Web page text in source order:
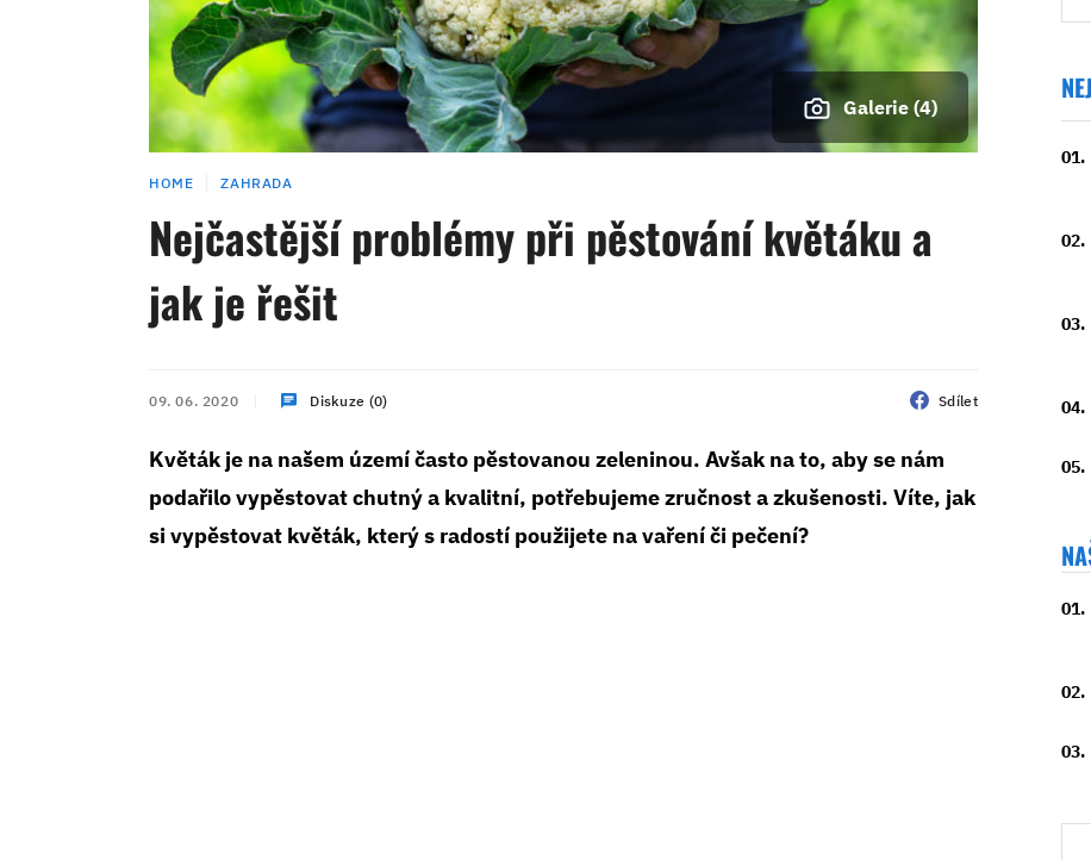
Galerie (4)
HOME ZAHRADA
Nejčastější problémy při pěstování květáku a
jak je řešit
09. 06. 2020 Diskuze (0) Sdílet
Květák je na našem území často pěstovanou zeleninou. Avšak na to, aby se nám
podařilo vypěstovat chutný a kvalitní, potřebujeme zručnost a zkušenosti. Víte, jak
si vypěstovat květák, který s radostí použijete na vaření či pečení?